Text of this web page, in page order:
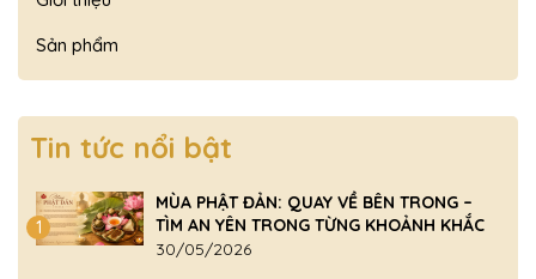
Sản phẩm
Tin tức nổi bật
1
MÙA PHẬT ĐẢN: QUAY VỀ BÊN TRONG –
TÌM AN YÊN TRONG TỪNG KHOẢNH KHẮC
30/05/2026